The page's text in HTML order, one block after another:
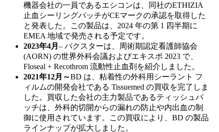
機器会社の一員であるエシコンは、同社のETHIZIA
止血シーリングパッチがCEマークの承認を取得した
と発表した。この製品は、2024 年の第 1 四半期に
EMEA 地域で発売される予定です。
2023年4月 – バクスターは、周術期認定看護師協会
(AORN) の世界外科会議およびエキスポ 2023 で、
Floseal + Recothrom 流動性止血剤を紹介しました。
2021年12月～BD は、粘着性の外科用シーラント フ
ィルムの開発会社である Tissuemed の買収を完了しま
した。買収した会社の主力製品であるティッシュパ
ッチは、外科的切開からの漏れの防止や内出血の制
御に使用されています。この買収により、BD の製品
ラインナップが拡大しました。